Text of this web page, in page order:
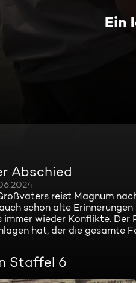
Ein
Abschied
reist Magnum
schon alte
wieder Konflikte.
hat, der die gesamte
Staffel 6